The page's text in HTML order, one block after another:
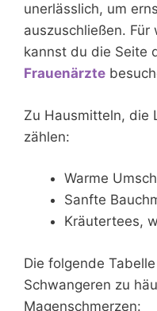
unerlässlich, um
auszuschließen.
kannst du die Seite
Frauenärzte
Zu Hausmitteln, die
zählen:
Warme
Sanfte
Kräutertees,
Die folgende
Schwangeren zu
Magenschmerzen: